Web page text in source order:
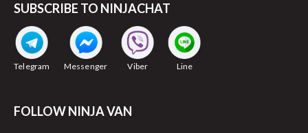
SUBSCRIBE TO NINJACHAT
Telegram Messenger Viber Line
FOLLOW NINJA VAN